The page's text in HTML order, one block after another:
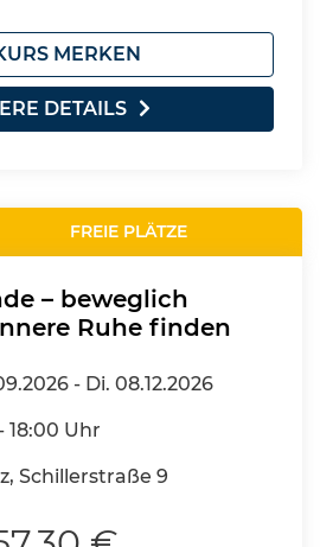
MERKEN
DETAILS
FREIE PLÄTZE
– beweglich
Ruhe finden
- Di. 08.12.2026
18:00 Uhr
Schillerstraße 9